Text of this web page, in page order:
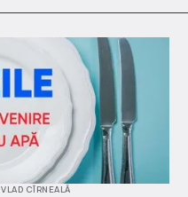
VLAD CÎRNEALĂ